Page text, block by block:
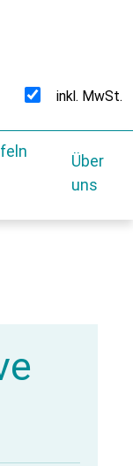
inkl. MwSt.
Über
uns